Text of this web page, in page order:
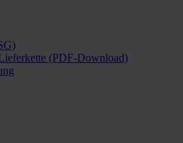
(PDF-Download)